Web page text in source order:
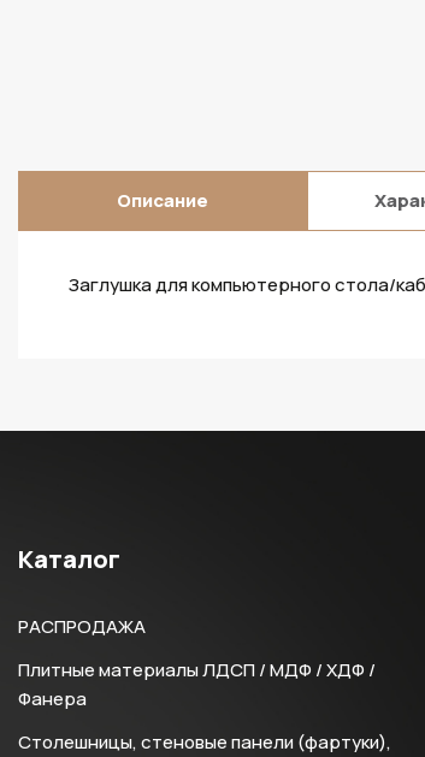
Описание
Заглушка для компьютерного стола/
Каталог
РАСПРОДАЖА
Плитные материалы ЛДСП / МДФ / ХДФ /
Фанера
Столешницы, стеновые панели (фартуки),